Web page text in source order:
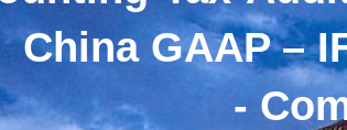
China GAAP –
-